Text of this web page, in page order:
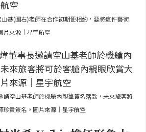
基(圖右)老師在合作初期便相約，要將這件藝術
片來源｜星宇航空
請空山基老師於機艙內親筆簽名落款，未來旅客將
珍貴簽名。圖片來源｜星宇航空